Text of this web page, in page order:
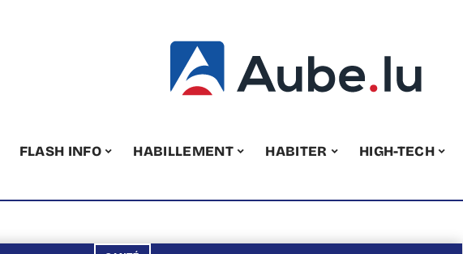
FLASH INFO HABILLEMENT HABITER HIGH-TECH